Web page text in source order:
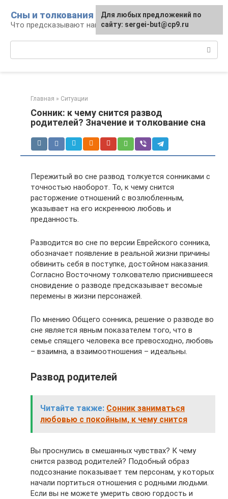
контенту
Сны и толкования
Что предсказывают нам наши сны
Главная » Ситуации
Сонник: к чему снится развод
родителей? Значение и толкование сна
Пережитый во сне развод толкуется сонниками с
точностью наоборот. То, к чему снится
расторжение отношений с возлюбленным,
указывает на его искреннюю любовь и
преданность.
Разводится во сне по версии Еврейского сонника,
обозначает появление в реальной жизни причины
обвинить себя в поступке, достойном наказания.
Согласно Восточному толкователю приснившееся
сновидение о разводе предсказывает весомые
перемены в жизни персонажей.
По мнению Общего сонника, решение о разводе во
сне является явным показателем того, что в
семье спящего человека все превосходно, любовь
– взаимна, а взаимоотношения – идеальны.
Развод родителей
Читайте также: Сонник заниматься
любовью с покойным, к чему снится
Вы проснулись в смешанных чувствах? К чему
снится развод родителей? Подобный образ
подсознание показывает тем персонам, у которых
начали портиться отношения с родными людьми.
Если вы не можете умерить свою гордость и
Для любых предложений по
сайту: sergei-but@cp9.ru